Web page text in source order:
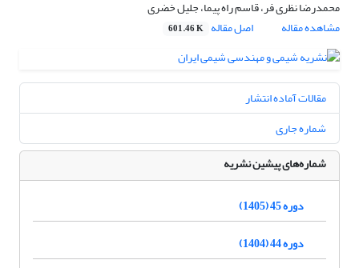
محمدرضا نظری فر، قاسم راه پیما، جلیل خضری
مشاهده مقاله
اصل مقاله 601.46 K
مقالات آماده انتشار
شماره جاری
شماره‌های پیشین نشریه
دوره 45 (1405)
دوره 44 (1404)